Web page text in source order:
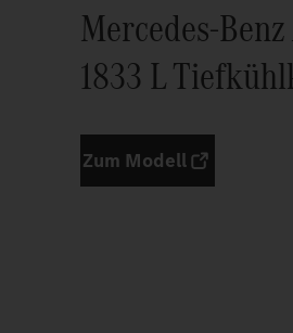
Mercedes-
1833 L
Zum Modell